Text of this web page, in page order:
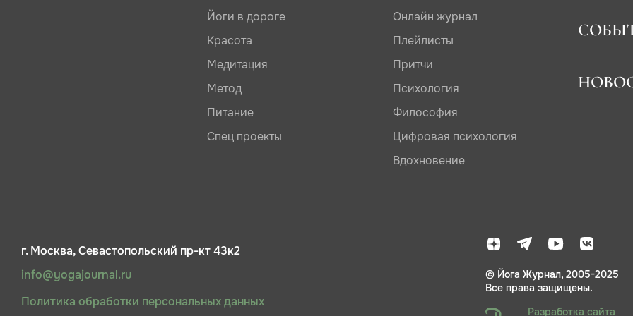
Йоги в дороге
Красота
Медитация
Метод
Питание
Спец проекты
Онлайн журнал
Плейлисты
Притчи
Психология
Философия
Цифровая психология
Вдохновение
г. Москва, Севастопольский пр-кт 43к2
info@yogajournal.ru
Политика обработки персональных данных
© Йога Журнал, 2005-2025
Все права защищены.
Разработка сайта